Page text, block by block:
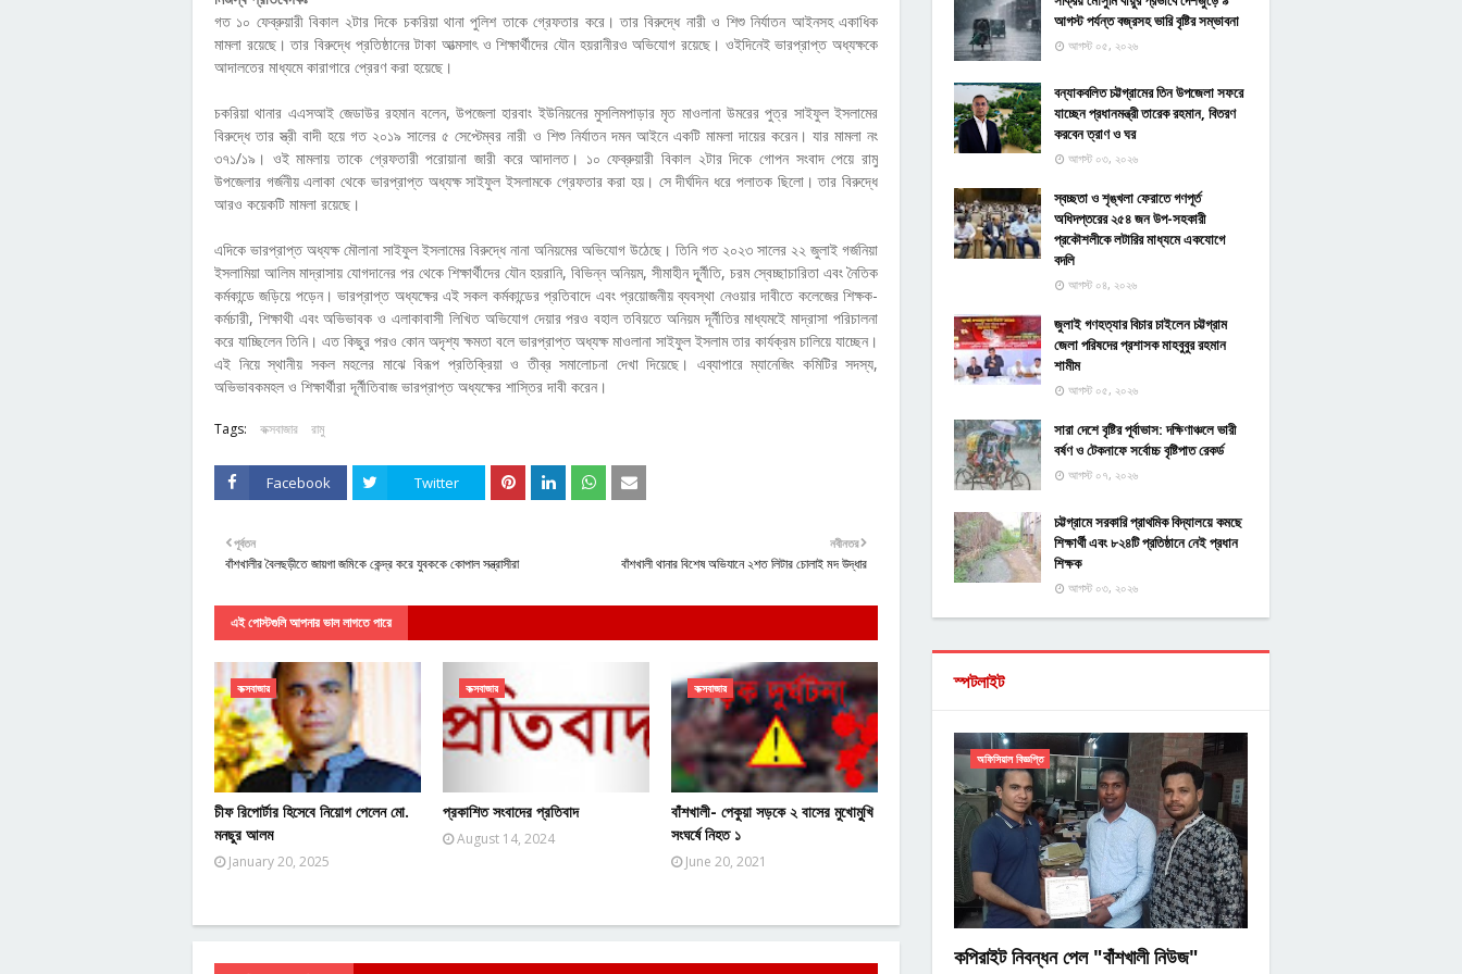
গত ১০ ফেব্রুয়ারী বিকাল ২টার দিকে চকরিয়া থানা পুলিশ তাকে গ্রেফতার করে। তার বিরুদ্ধে নারী ও শিশু নির্যাতন আইনসহ একাধিক
মামলা রয়েছে। তার বিরুদ্ধে প্রতিষ্ঠানের টাকা আত্মসাৎ ও শিক্ষার্থীদের যৌন হয়রানীরও অভিযোগ রয়েছে। ওইদিনেই ভারপ্রাপ্ত অধ্যক্ষকে
আদালতের মাধ্যমে কারাগারে প্রেরণ করা হয়েছে।
চকরিয়া থানার এএসআই জেডাউর রহমান বলেন, উপজেলা হারবাং ইউনিয়নের মুসলিমপাড়ার মৃত মাওলানা উমরের পুত্র সাইফুল ইসলামের
বিরুদ্ধে তার স্ত্রী বাদী হয়ে গত ২০১৯ সালের ৫ সেপ্টেম্বর নারী ও শিশু নির্যাতন দমন আইনে একটি মামলা দায়ের করেন। যার মামলা নং
৩৭১/১৯। ওই মামলায় তাকে গ্রেফতারী পরোয়ানা জারী করে আদালত। ১০ ফেব্রুয়ারী বিকাল ২টার দিকে গোপন সংবাদ পেয়ে রামু
উপজেলার গর্জনীয় এলাকা থেকে ভারপ্রাপ্ত অধ্যক্ষ সাইফুল ইসলামকে গ্রেফতার করা হয়। সে দীর্ঘদিন ধরে পলাতক ছিলো। তার বিরুদ্ধে
আরও কয়েকটি মামলা রয়েছে।
এদিকে ভারপ্রাপ্ত অধ্যক্ষ মৌলানা সাইফুল ইসলামের বিরুদ্ধে নানা অনিয়মের অভিযোগ উঠেছে। তিনি গত ২০২৩ সালের ২২ জুলাই গর্জনিয়া
ইসলামিয়া আলিম মাদ্রাসায় যোগদানের পর থেকে শিক্ষার্থীদের যৌন হয়রানি, বিভিন্ন অনিয়ম, সীমাহীন দূূর্নীতি, চরম স্বেচ্ছাচারিতা এবং নৈতিক
কর্মকান্ডে জড়িয়ে পড়েন। ভারপ্রাপ্ত অধ্যক্ষের এই সকল কর্মকান্ডের প্রতিবাদে এবং প্রয়োজনীয় ব্যবস্থা নেওয়ার দাবীতে কলেজের শিক্ষক-
কর্মচারী, শিক্ষাথী এবং অভিভাবক ও এলাকাবাসী লিখিত অভিযোগ দেয়ার পরও বহাল তবিয়তে অনিয়ম দূর্নীতির মাধ্যমইে মাদ্রাসা পরিচালনা
করে যাচ্ছিলেন তিনি। এত কিছুর পরও কোন অদৃশ্য ক্ষমতা বলে ভারপ্রাপ্ত অধ্যক্ষ মাওলানা সাইফুল ইসলাম তার কার্যক্রম চালিয়ে যাচ্ছেন।
এই নিয়ে স্থানীয় সকল মহলের মাঝে বিরূপ প্রতিক্রিয়া ও তীব্র সমালোচনা দেখা দিয়েছে। এব্যাপারে ম্যানেজিং কমিটির সদস্য,
অভিভাবকমহল ও শিক্ষার্থীরা দূর্নীতিবাজ ভারপ্রাপ্ত অধ্যক্ষের শাস্তির দাবী করেন।
Tags: কক্সবাজার রামু
Facebook Twitter
নবীনতর
বাঁশখালী থানার বিশেষ অভিযানে ২শত লিটার চোলাই মদ উদ্ধার
পূর্বতন
বাঁশখালীর বৈলছড়ীতে জায়গা জমিকে কেন্দ্র করে যুবককে কোপাল সন্ত্রাসীরা
এই পোস্টগুলি আপনার ভাল লাগতে পারে
কক্সবাজার
চীফ রিপোর্টার হিসেবে নিয়োগ পেলেন মো.
মনছুর আলম
January 20, 2025
কক্সবাজার
প্রকাশিত সংবাদের প্রতিবাদ
August 14, 2024
কক্সবাজার
বাঁশখালী- পেকুয়া সড়কে ২ বাসের মুখোমুুখি
সংঘর্ষে নিহত ১
June 20, 2021
আগস্ট পর্যন্ত বজ্রসহ ভারি বৃষ্টির সম্ভাবনা
আগস্ট ০৫, ২০২৬
বন্যাকবলিত চট্টগ্রামের তিন উপজেলা সফরে
যাচ্ছেন প্রধানমন্ত্রী তারেক রহমান, বিতরণ
করবেন ত্রাণ ও ঘর
আগস্ট ০৩, ২০২৬
স্বচ্ছতা ও শৃঙ্খলা ফেরাতে গণপূর্ত
অধিদপ্তরের ২৫৪ জন উপ-সহকারী
প্রকৌশলীকে লটারির মাধ্যমে একযোগে
বদলি
আগস্ট ০৪, ২০২৬
জুলাই গণহত্যার বিচার চাইলেন চট্টগ্রাম
জেলা পরিষদের প্রশাসক মাহবুবুর রহমান
শামীম
আগস্ট ০৫, ২০২৬
সারা দেশে বৃষ্টির পূর্বাভাস: দক্ষিণাঞ্চলে ভারী
বর্ষণ ও টেকনাফে সর্বোচ্চ বৃষ্টিপাত রেকর্ড
আগস্ট ০৭, ২০২৬
চট্টগ্রামে সরকারি প্রাথমিক বিদ্যালয়ে কমছে
শিক্ষার্থী এবং ৮২৪টি প্রতিষ্ঠানে নেই প্রধান
শিক্ষক
আগস্ট ০৩, ২০২৬
স্পটলাইট
অফিসিয়াল বিজ্ঞপ্তি
কপিরাইট নিবন্ধন পেল "বাঁশখালী নিউজ"